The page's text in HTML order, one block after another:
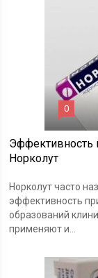
0
Эффективность
Норколут
Норколут часто
эффективность
образований
применяют и...